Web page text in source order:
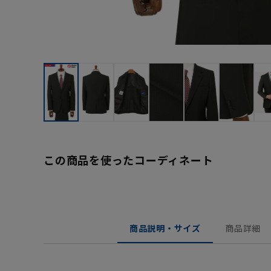
この商品を使ったコーディネート
商品説明・サイズ 商品詳細